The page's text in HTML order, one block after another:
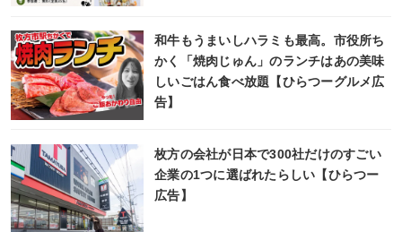
和牛もうまいしハラミも最高。市役所ち
かく「焼肉じゅん」のランチはあの美味
しいごはん食べ放題【ひらつーグルメ広
告】
枚方の会社が日本で300社だけのすごい
企業の1つに選ばれたらしい【ひらつー
広告】